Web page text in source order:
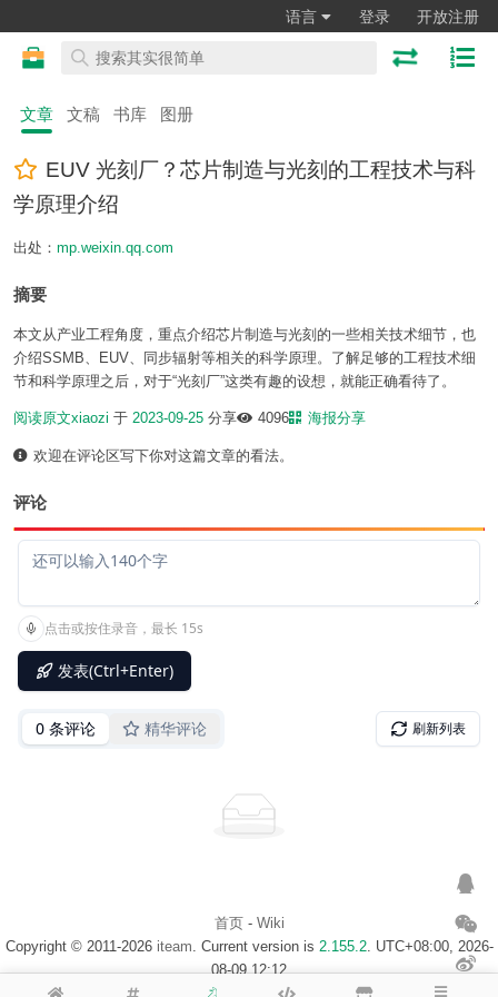
语言 登录 开放注册
文章 文稿 书库 图册
EUV 光刻厂？芯片制造与光刻的工程技术与科
学原理介绍
出处： mp.weixin.qq.com
摘要
本文从产业工程角度，重点介绍芯片制造与光刻的一些相关技术细节，也
介绍SSMB、EUV、同步辐射等相关的科学原理。了解足够的工程技术细
节和科学原理之后，对于“光刻厂”这类有趣的设想，就能正确看待了。
阅读原文xiaozi 于 2023-09-25 分享 4096 海报分享
欢迎在评论区写下你对这篇文章的看法。
评论
首页- Wiki
Copyright © 2011-2026 iteam. Current version is 2.155.2. UTC+08:00, 2026-
08-09 12:12
浙ICP备14020137号-1 $访客地图$